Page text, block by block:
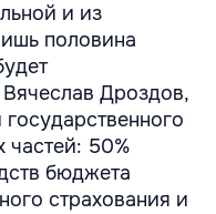
и из
половина
Вячеслав Дроздов,
частей: 50%
бюджета
страхования и